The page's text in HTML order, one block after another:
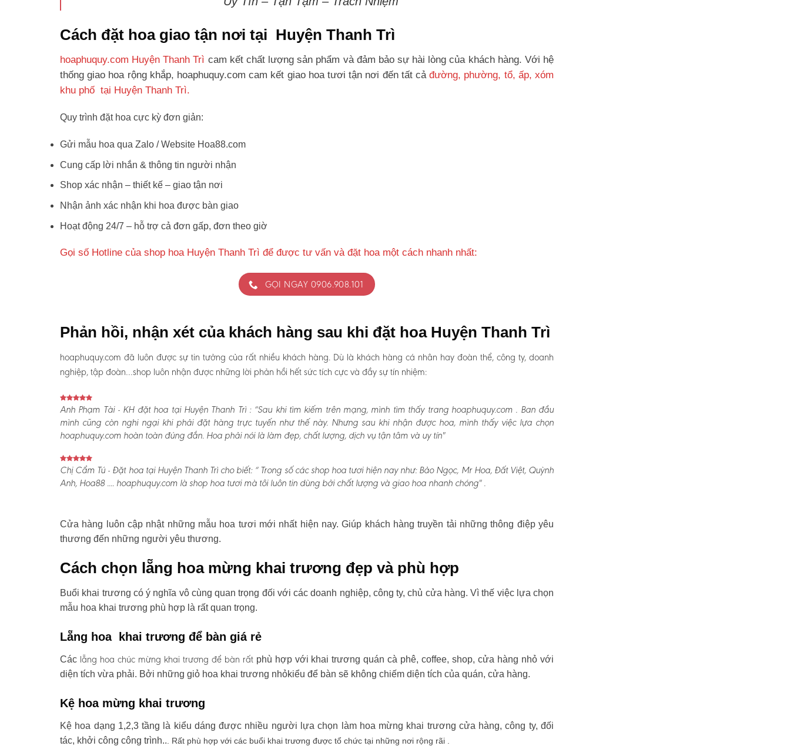
Cách đặt hoa giao tận nơi tại Huyện Thanh Trì
hoaphuquy.com Huyện Thanh Trì cam kết chất lượng sản phẩm và đảm bảo sự hài lòng của khách hàng. Với hệ
thống giao hoa rộng khắp, hoaphuquy.com cam kết giao hoa tươi tận nơi đến tất cảđường, phường, tổ, ấp, xóm
khu phố tại Huyện Thanh Trì.
Quy trình đặt hoa cực kỳ đơn giản:
Gửi mẫu hoa qua Zalo / Website Hoa88.com
Cung cấp lời nhắn & thông tin người nhận
Shop xác nhận – thiết kế – giao tận nơi
Nhận ảnh xác nhận khi hoa được bàn giao
Hoạt động 24/7 – hỗ trợ cả đơn gấp, đơn theo giờ
Gọi số Hotline của shop hoa Huyện Thanh Trì để được tư vấn và đặt hoa một cách nhanh nhất:
GỌI NGAY 0906.908.101
Phản hồi, nhận xét của khách hàng sau khi đặt hoa Huyện Thanh Trì
hoaphuquy.com đã luôn được sự tin tưởng của rất nhiều khách hàng. Dù là khách hàng cá nhân hay đoàn thể, công ty, doanh
nghiệp, tập đoàn…shop luôn nhận được những lời phản hồi hết sức tích cực và đầy sự tín nhiệm:
Anh Phạm Tài - KH đặt hoa tại Huyện Thanh Trì :“Sau khi tìm kiếm trên mạng, mình tìm thấy trang hoaphuquy.com . Ban đầu
mình cũng còn nghi ngại khi phải đặt hàng trực tuyến như thế này. Nhưng sau khi nhận được hoa, mình thấy việc lựa chọn
hoaphuquy.com hoàn toàn đúng đắn. Hoa phải nói là làm đẹp, chất lượng, dịch vụ tận tâm và uy tín"
Chị Cẩm Tú - Đặt hoa tại Huyện Thanh Trì cho biết:“ Trong số các shop hoa tươi hiện nay như: Bảo Ngọc, Mr Hoa, Đất Việt, Quỳnh
Anh, Hoa88 .... hoaphuquy.com là shop hoa tươi mà tôi luôn tin dùng bởi chất lượng và giao hoa nhanh chóng" .
Cửa hàng luôn cập nhật những mẫu hoa tươi mới nhất hiện nay. Giúp khách hàng truyền tải những thông điệp yêu
thương đến những người yêu thương.
Cách chọn lẵng hoa mừng khai trương đẹp và phù hợp
Buổi khai trương có ý nghĩa vô cùng quan trọng đối với các doanh nghiệp, công ty, chủ cửa hàng. Vì thế việc lựa chọn
mẫu hoa khai trương phù hợp là rất quan trọng.
Lẵng hoa khai trương để bàn giá rẻ
Các lẵng hoa chúc mừng khai trương để bàn rấtphù hợp với khai trương quán cà phê, coffee, shop, cửa hàng nhỏ với
diện tích vừa phải. Bởi những giỏ hoa khai trương nhỏkiểu để bàn sẽ không chiếm diện tích của quán, cửa hàng.
Kệ hoa mừng khai trương
Kệ hoa dạng 1,2,3 tầng là kiểu dáng được nhiều người lựa chọn làm hoa mừng khai trương cửa hàng, công ty, đối
tác, khởi công công trình.. . Rất phù hợp với các buổi khai trương được tổ chức tại những nơi rộng rãi .